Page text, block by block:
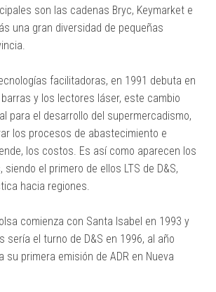
son las cadenas Bryc, Keymarket e
una gran diversidad de pequeñas
facilitadoras, en 1991 debuta en
y los lectores láser, este cambio
para el desarrollo del supermercadismo,
los procesos de abastecimiento e
los costos. Es así como aparecen los
el primero de ellos LTS de D&S,
hacia regiones.
comienza con Santa Isabel en 1993 y
sería el turno de D&S en 1996, al año
su primera emisión de ADR en Nueva